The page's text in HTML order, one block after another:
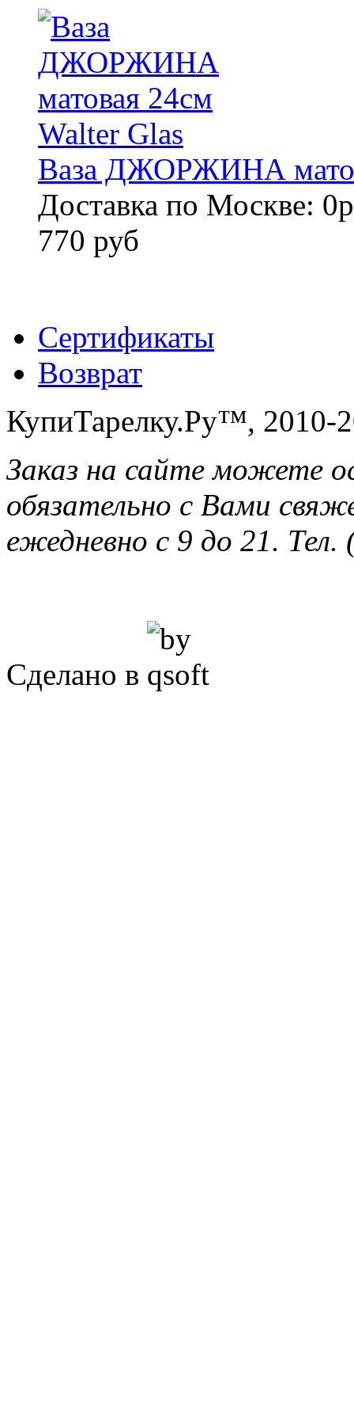
Ваза ДЖОРЖИНА
Доставка по Москве:
770 руб
Сертификаты
Возврат
КупиТарелку.Ру™, 2010-
Заказ на сайте можете
обязательно с Вами
ежедневно с 9 до 21.
Сделано в